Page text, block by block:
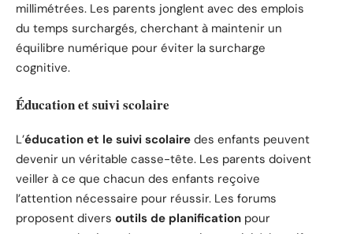
millimétrées. Les parents jonglent avec des emplois
du temps surchargés, cherchant à maintenir un
équilibre numérique pour éviter la surcharge
cognitive.
Éducation et suivi scolaire
L’éducation et le suivi scolaire des enfants peuvent
devenir un véritable casse-tête. Les parents doivent
veiller à ce que chacun des enfants reçoive
l’attention nécessaire pour réussir. Les forums
proposent divers outils de planification pour